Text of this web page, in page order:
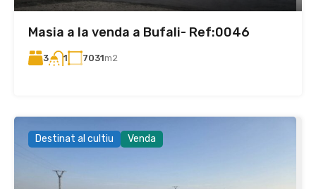
Masia a la venda a Bufali- Ref:0046
3 1 7031m2
Destinat al cultiu Venda